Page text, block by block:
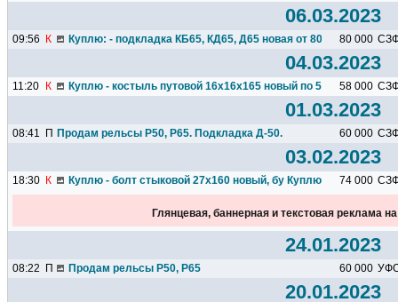
06.03.2023
09:56 К Куплю: - подкладка КБ65, КД65, Д65 новая от 80000р тн ...
80 000
04.03.2023
11:20 К Куплю - костыль путовой 16х16х165 новый по 58000р тн
58 000
01.03.2023
08:41 П Продам рельсы Р50, Р65. Подкладка Д-50. 60 000
03.02.2023
18:30 К Куплю - болт стыковой 27х160 новый, бу Куплю - клемму ПК...
74 000
Глянцевая, баннерная и текстовая реклама
24.01.2023
08:22 П Продам рельсы Р50, Р65 60 000
20.01.2023